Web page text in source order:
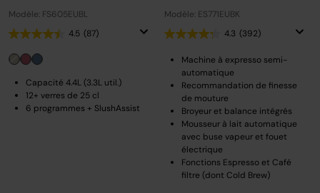
Modèle: FS605EUBL
4.5 (87)
Capacité 4.4L (3.3L util.)
12+ verres de 25 cl
6 programmes + SlushAssist
Modèle: ES771EUBK
4.3 (392)
Machine à expresso semi-
automatique
Recommandation de finesse
de mouture
Broyeur et balance intégrés
Mousseur à lait automatique
avec buse vapeur et fouet
électrique
Fonctions Espresso et Café
filtre (dont Cold Brew)